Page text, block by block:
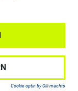
Cookie optin by Olli machts